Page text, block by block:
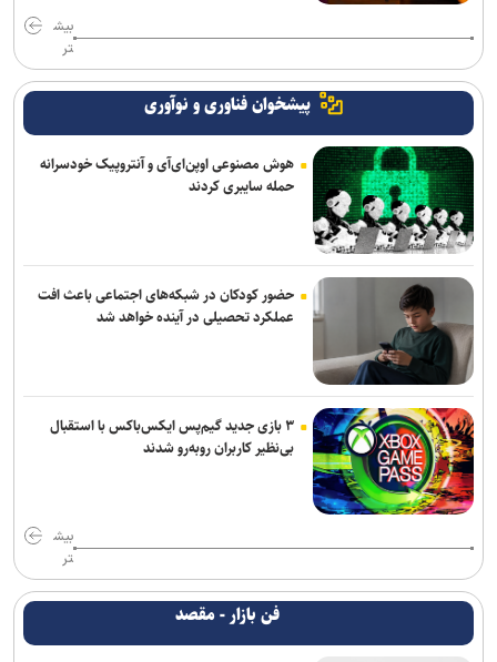
بیش
تر
پیشخوان فناوری و نوآوری
هوش مصنوعی اوپن‌ای‌آی و آنتروپیک خودسرانه
حمله سایبری کردند
حضور کودکان در شبکه‌های اجتماعی باعث افت
عملکرد تحصیلی در آینده خواهد شد
۳ بازی جدید گیم‌پس ایکس‌باکس با استقبال
بی‌نظیر کاربران روبه‌رو شدند
بیش
تر
فن بازار - مقصد